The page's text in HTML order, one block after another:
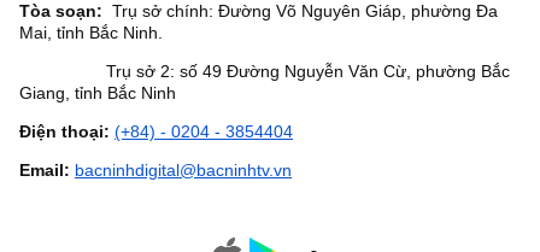
Tòa soạn: Trụ sở chính: Đường Võ Nguyên Giáp, phường Đa
Mai, tỉnh Bắc Ninh.
Trụ sở 2: số 49 Đường Nguyễn Văn Cừ, phường Bắc
Giang, tỉnh Bắc Ninh
Điện thoại: (+84) - 0204 - 3854404
Email: bacninhdigital@bacninhtv.vn